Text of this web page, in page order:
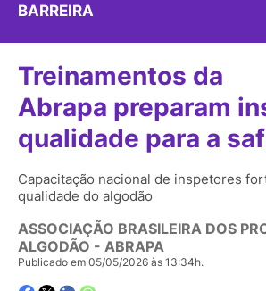
BARREIRA
Treinamentos da
Abrapa preparam
qualidade para a
Capacitação nacional de inspetores
qualidade do algodão
ASSOCIAÇÃO BRASILEIRA DOS
ALGODÃO - ABRAPA
Publicado em 05/05/2026 às 13:34h.